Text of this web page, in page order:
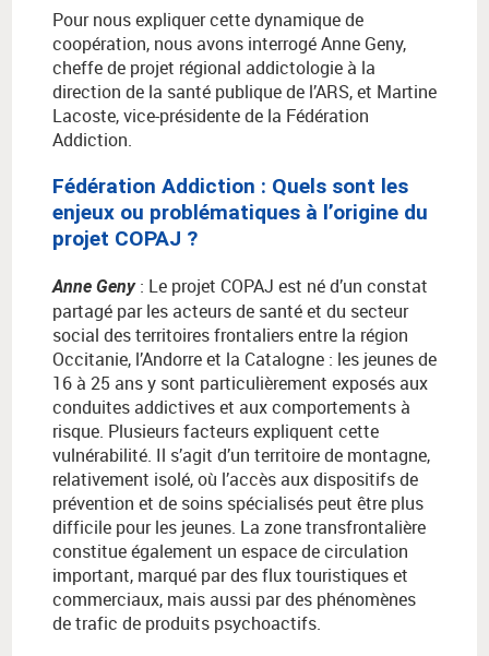
Pour nous expliquer cette dynamique de
coopération, nous avons interrogé Anne Geny,
cheffe de projet régional addictologie à la
direction de la santé publique de l’ARS, et Martine
Lacoste, vice-présidente de la Fédération
Addiction.
Fédération Addiction : Quels sont les
enjeux ou problématiques à l’origine du
projet COPAJ ?
Anne Geny : Le projet COPAJ est né d’un constat
partagé par les acteurs de santé et du secteur
social des territoires frontaliers entre la région
Occitanie, l’Andorre et la Catalogne : les jeunes de
16 à 25 ans y sont particulièrement exposés aux
conduites addictives et aux comportements à
risque. Plusieurs facteurs expliquent cette
vulnérabilité. Il s’agit d’un territoire de montagne,
relativement isolé, où l’accès aux dispositifs de
prévention et de soins spécialisés peut être plus
difficile pour les jeunes. La zone transfrontalière
constitue également un espace de circulation
important, marqué par des flux touristiques et
commerciaux, mais aussi par des phénomènes
de trafic de produits psychoactifs.